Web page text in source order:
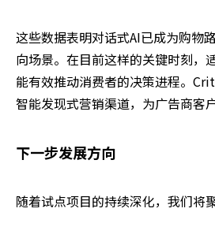
这些数据表明对话式AI已成为购物
向场景。在目前这样的关键时刻，
能有效推动消费者的决策进程。
智能发现式营销渠道，为广告商客
下一步发展方向
随着试点项目的持续深化，我们将